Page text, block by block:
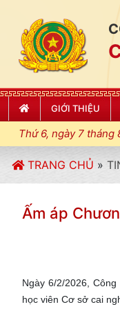
GIỚI THIỆU
Thứ 6, ngày 7 tháng
TRANG CHỦ »
Ấm áp
Ngày 6/2/2026,
học viên Cơ sở cai